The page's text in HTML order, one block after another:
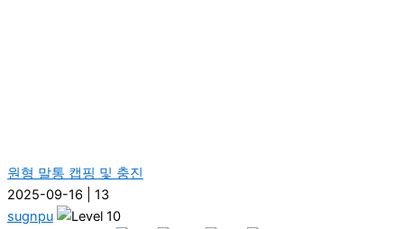
원형 말통 캡핑 및 충진
2025-09-16
13
sugnpu